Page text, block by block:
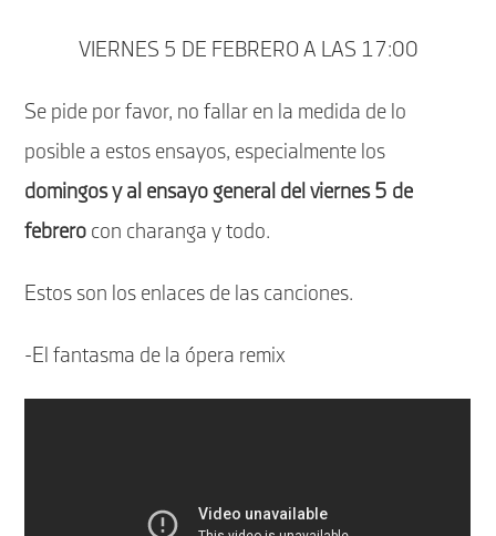
VIERNES 5 DE FEBRERO A LAS 17:00
Se pide por favor, no fallar en la medida de lo
posible a estos ensayos, especialmente los
domingos y al ensayo general del viernes 5 de
febrero con charanga y todo.
Estos son los enlaces de las canciones.
-El fantasma de la ópera remix